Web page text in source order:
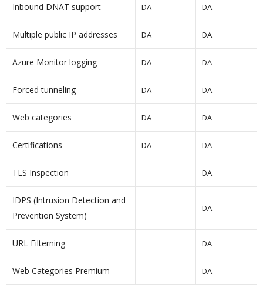
Inbound DNAT support DA DA
Multiple public IP addresses DA DA
Azure Monitor logging DA DA
Forced tunneling DA DA
Web categories DA DA
Certifications DA DA
TLS Inspection DA
IDPS (Intrusion Detection and
Prevention System)
DA
URL Filterning DA
Web Categories Premium DA